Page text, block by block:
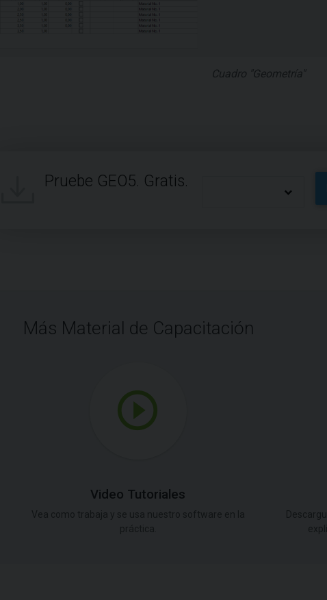
Cuadro "Geometría"
Pruebe GEO5. Gratis.
Más Material de Capacitación
Video Tutoriales